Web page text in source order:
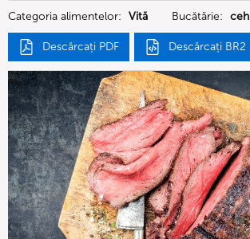
Categoria alimentelor: Vită Bucătărie: ceh
Descărcați PDF Descărcați BR2